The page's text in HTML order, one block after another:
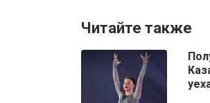
Читайте также